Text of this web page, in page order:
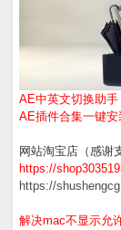
AE中英文切换助手
AE插件合集一键
网站淘宝店（感谢
https://
https://
解决mac不显示允